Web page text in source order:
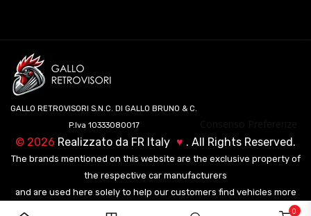
0
GALLO RETROVISORI S.N.C. DI GALLO BRUNO & C.
P.Iva 10333080017
© 2026 Realizzato da FR Italy ♥ . All Rights Reserved.
The brands mentioned on this website are the exclusive property of
the respective car manufacturers
and are used here solely to help our customers find vehicles more